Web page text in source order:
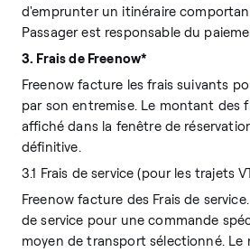
d'emprunter un itinéraire
Passager est responsable du
3. Frais de Freenow*
Freenow facture les frais suivants
par son entremise. Le montant des
affiché dans la fenêtre de
définitive.
3.1 Frais de service (pour les trajets
Freenow facture des Frais de
de service pour une commande
moyen de transport sélectionné. Le